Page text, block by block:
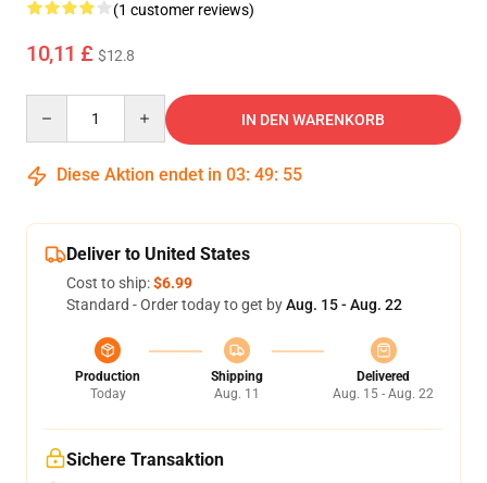
(1 customer reviews)
10,11 £ $12.8
IN DEN WARENKORB
Diese Aktion endet in 03: 49: 55
Deliver to United States
Cost to ship:$6.99
Standard - Order today to get byAug. 15 - Aug. 22
Production
Today
Shipping
Aug. 11
Delivered
Aug. 15 - Aug. 22
Sichere Transaktion